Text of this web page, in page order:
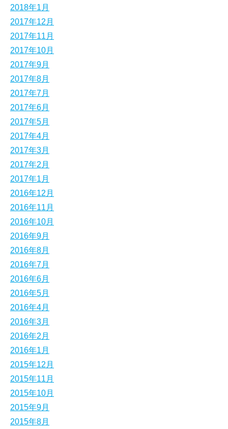
2018年1月
2017年12月
2017年11月
2017年10月
2017年9月
2017年8月
2017年7月
2017年6月
2017年5月
2017年4月
2017年3月
2017年2月
2017年1月
2016年12月
2016年11月
2016年10月
2016年9月
2016年8月
2016年7月
2016年6月
2016年5月
2016年4月
2016年3月
2016年2月
2016年1月
2015年12月
2015年11月
2015年10月
2015年9月
2015年8月